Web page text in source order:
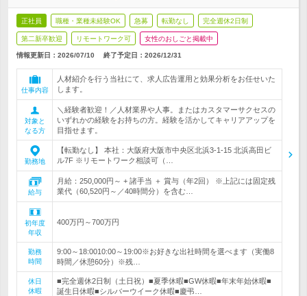
正社員 職種・業種未経験OK 急募 転勤なし 完全週休2日制
第二新卒歓迎 リモートワーク可 女性のおしごと掲載中
情報更新日：2026/07/10 終了予定日： 2026/12/31
仕事内容
人材紹介を行う当社にて、求人広告運用と効果分析をお任せいた
します。
対象と
なる方
＼経験者歓迎！／人材業界や人事。またはカスタマーサクセスの
いずれかの経験をお持ちの方。経験を活かしてキャリアアップを
目指せます。
勤務地
【転勤なし】 本社：大阪府大阪市中央区北浜3-1-15 北浜高田ビ
ル7F ※リモートワーク相談可（…
給与
月給：250,000円～ + 諸手当 ＋ 賞与（年2回） ※上記には固定残
業代（60,520円～／40時間分）を含む…
初年度
年収
400万円～700万円
勤務
時間
9:00～18:0010:00～19:00※お好きな出社時間を選べます（実働8
時間／休憩60分）※残…
休日
休暇
■完全週休2日制（土日祝）■夏季休暇■GW休暇■年末年始休暇■
誕生日休暇■シルバーウイーク休暇■慶弔…